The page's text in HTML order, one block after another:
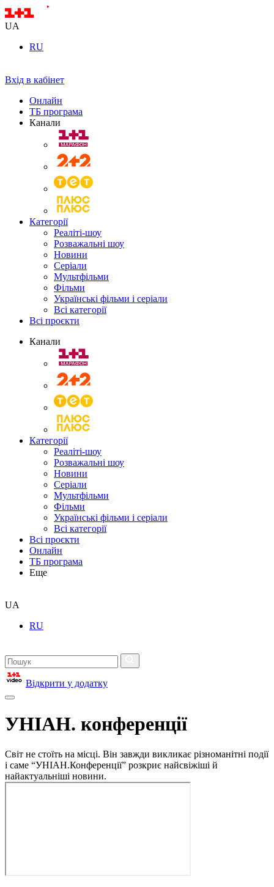
UA
RU
Вхід в кабінет
Онлайн
ТБ програма
Канали
Категорії
Реаліті-шоу
Розважальні шоу
Новини
Серіали
Мультфільми
Фільми
Українські фільми і серіали
Всі категорії
Всі проєкти
Канали
Категорії
Реаліті-шоу
Розважальні шоу
Новини
Серіали
Мультфільми
Фільми
Українські фільми і серіали
Всі категорії
Всі проєкти
Онлайн
ТБ програма
Еще
UA
RU
Відкрити у додатку
УНІАН. конференції
Світ не стоїть на місці. Він завжди викликає різноманітні події
і саме “УНІАН.Конференції” розкриє найсвіжіші й
найактуальніші новини.